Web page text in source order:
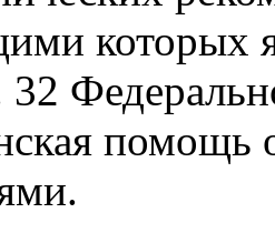
которых
32
помощь